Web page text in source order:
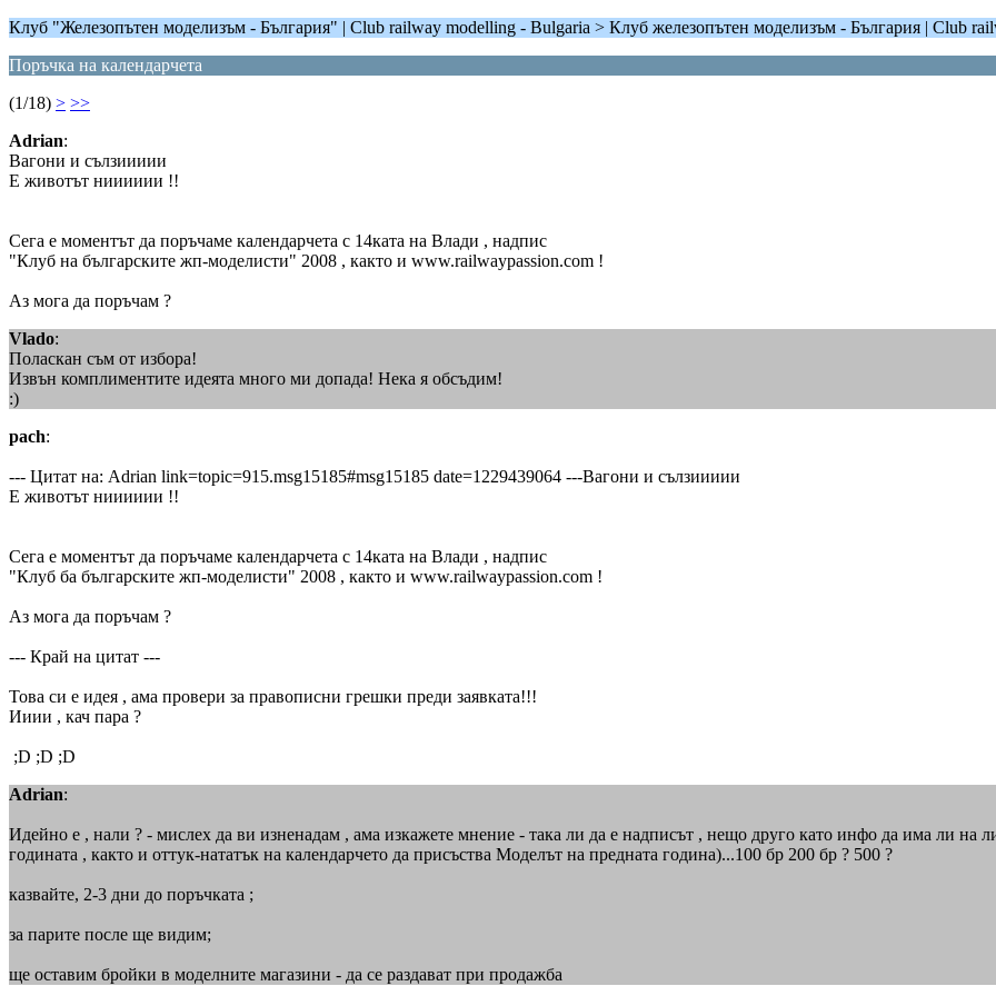
Клуб "Железопътен моделизъм - България" | Club railway modelling - Bulgaria > Клуб железопътен моделизъм - България | Club
Поръчка на календарчета
(1/18) > >>
Adrian:
Вагони и сълзиииии
Е животът нииииии !!
Сега е моментът да поръчаме календарчета с 14ката на Влади , надпис
"Клуб на българските жп-моделисти" 2008 , както и www.railwaypassion.com !
Аз мога да поръчам ?
Vlado:
Поласкан съм от избора!
Извън комплиментите идеята много ми допада! Нека я обсъдим!
:)
pach:
--- Цитат на: Adrian link=topic=915.msg15185#msg15185 date=1229439064 ---Вагони и сълзиииии
Е животът нииииии !!
Сега е моментът да поръчаме календарчета с 14ката на Влади , надпис
"Клуб ба българските жп-моделисти" 2008 , както и www.railwaypassion.com !
Аз мога да поръчам ?
--- Край на цитат ---
Това си е идея , ама провери за правописни грешки преди заявката!!!
Ииии , кач пара ?
;D ;D ;D
Adrian:
Идейно е , нали ? - мислех да ви изненадам , ама изкажете мнение - така ли да е надписът , нещо друго като инфо да има ли на
годината , както и оттук-нататък на календарчето да присъства Моделът на предната година)...100 бр 200 бр ? 500 ?
казвайте, 2-3 дни до поръчката ;
за парите после ще видим;
ще оставим бройки в моделните магазини - да се раздават при продажба